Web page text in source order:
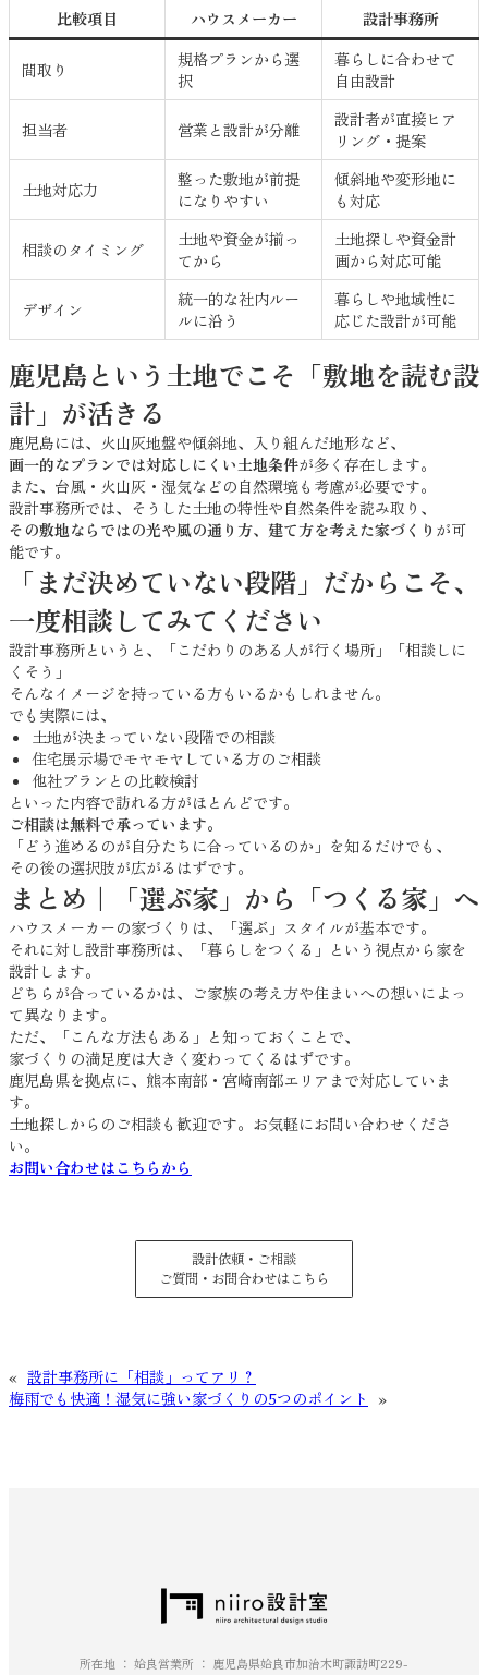
比較項目 ハウスメーカー 設計事務所
間取り
規格プランから選
択
暮らしに合わせて
自由設計
担当者 営業と設計が分離
設計者が直接ヒア
リング・提案
土地対応力
整った敷地が前提
になりやすい
傾斜地や変形地に
も対応
相談のタイミング
土地や資金が揃っ
てから
土地探しや資金計
画から対応可能
デザイン
統一的な社内ルー
ルに沿う
暮らしや地域性に
応じた設計が可能
鹿児島という土地でこそ「敷地を読む設
計」が活きる
鹿児島には、火山灰地盤や傾斜地、入り組んだ地形など、
画一的なプランでは対応しにくい土地条件が多く存在します。
また、台風・火山灰・湿気などの自然環境も考慮が必要です。
設計事務所では、そうした土地の特性や自然条件を読み取り、
その敷地ならではの光や風の通り方、建て方を考えた家づくり が可
能です。
「まだ決めていない段階」だからこそ、
一度相談してみてください
設計事務所というと、「こだわりのある人が行く場所」「相談しに
くそう」
そんなイメージを持っている方もいるかもしれません。
でも実際には、
土地が決まっていない段階での相談
住宅展示場でモヤモヤしている方のご相談
他社プランとの比較検討
といった内容で訪れる方がほとんどです。
ご相談は無料で承っています。
「どう進めるのが自分たちに合っているのか」を知るだけでも、
その後の選択肢が広がるはずです。
まとめ｜「選ぶ家」から「つくる家」へ
ハウスメーカーの家づくりは、「選ぶ」スタイルが基本です。
それに対し設計事務所は、「暮らしをつくる」という視点から家を
設計します。
どちらが合っているかは、ご家族の考え方や住まいへの想いによっ
て異なります。
ただ、「こんな方法もある」と知っておくことで、
家づくりの満足度は大きく変わってくるはずです。
鹿児島県を拠点に、熊本南部・宮崎南部エリアまで対応していま
す。
土地探しからのご相談も歓迎です。お気軽にお問い合わせくださ
い。
お問い合わせはこちらから
設計依頼・ご相談
ご質問・お問合わせはこちら
« 設計事務所に「相談」ってアリ？
梅雨でも快適！湿気に強い家づくりの5つのポイント
»
所在地 ： 姶良営業所 ： 鹿児島県姶良市加治木町諏訪町229-